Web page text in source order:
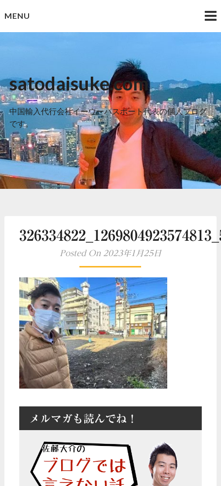
toMENU
satodaisuke.com
中国輸入代行会社イーウーパスポート代表の個人ブログ
です。
Posted On 2023年1月25日
メルマガも読んでね！